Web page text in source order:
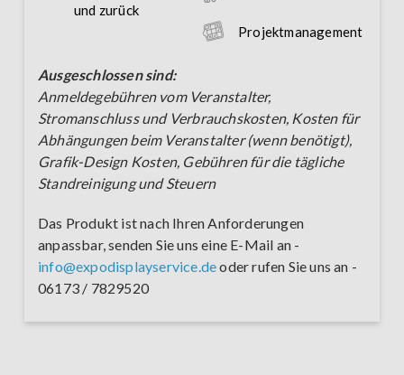
und zurück
Projektmanagement
Ausgeschlossen sind:
Anmeldegebühren vom Veranstalter,
Stromanschluss und Verbrauchskosten, Kosten für
Abhängungen beim Veranstalter (wenn benötigt),
Grafik-Design Kosten, Gebühren für die tägliche
Standreinigung und Steuern
Das Produkt ist nach Ihren Anforderungen
anpassbar, senden Sie uns eine E-Mail an -
info@expodisplayservice.deoder rufen Sie uns an -
06173 / 7829520